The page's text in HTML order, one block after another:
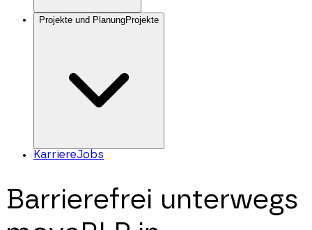
Projekte und PlanungProjekte
KarriereJobs
Barrierefrei unterwegs